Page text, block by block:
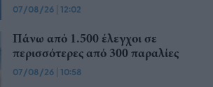
07/08/26 | 12:02
Πάνω από 1.500 έλεγχοι σε
περισσότερες από 300 παραλίες
07/08/26 | 10:58